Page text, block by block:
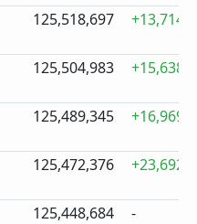
125,518,697 +13,714
125,504,983 +15,638
125,489,345 +16,969
125,472,376 +23,692
125,448,684 -